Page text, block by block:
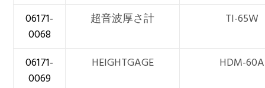
06171-
0068
超音波厚さ計 TI-65W
06171-
0069
HEIGHTGAGE HDM-60A